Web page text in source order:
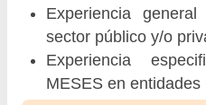
Experiencia
sector público y/o
Experiencia
MESES en entidades